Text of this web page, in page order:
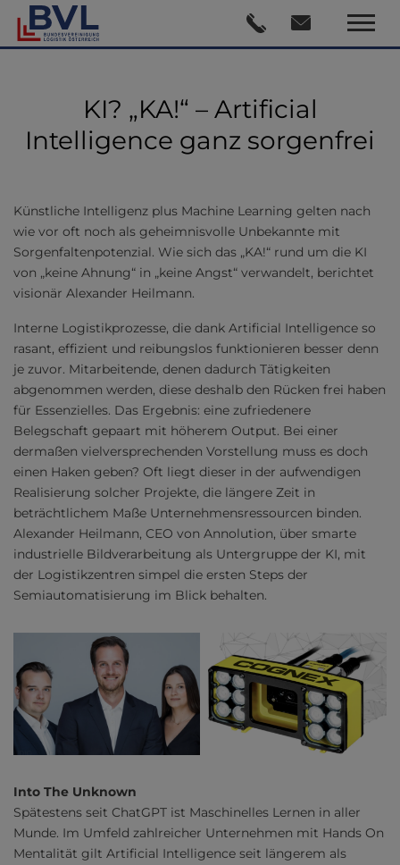
KI? „KA!“ – Artificial
Intelligence ganz sorgenfrei
Künstliche Intelligenz plus Machine Learning gelten nach
wie vor oft noch als geheimnisvolle Unbekannte mit
Sorgenfaltenpotenzial. Wie sich das „KA!“ rund um die KI
von „keine Ahnung“ in „keine Angst“ verwandelt, berichtet
visionär Alexander Heilmann.
Interne Logistikprozesse, die dank Artificial Intelligence so
rasant, effizient und reibungslos funktionieren besser denn
je zuvor. Mitarbeitende, denen dadurch Tätigkeiten
abgenommen werden, diese deshalb den Rücken frei haben
für Essenzielles. Das Ergebnis: eine zufriedenere
Belegschaft gepaart mit höherem Output. Bei einer
dermaßen vielversprechenden Vorstellung muss es doch
einen Haken geben? Oft liegt dieser in der aufwendigen
Realisierung solcher Projekte, die längere Zeit in
beträchtlichem Maße Unternehmensressourcen binden.
Alexander Heilmann, CEO von Annolution, über smarte
industrielle Bildverarbeitung als Untergruppe der KI, mit
der Logistikzentren simpel die ersten Steps der
Semiautomatisierung im Blick behalten.
Into The Unknown
Spätestens seit ChatGPT ist Maschinelles Lernen in aller
Munde. Im Umfeld zahlreicher Unternehmen mit Hands On
Mentalität gilt Artificial Intelligence seit längerem als